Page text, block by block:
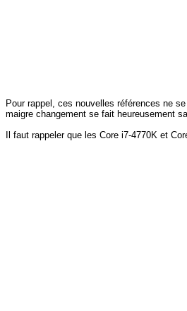
Pour rappel, ces nouvelles références ne
maigre changement se fait heureusement
Il faut rappeler que les Core i7-4770K et